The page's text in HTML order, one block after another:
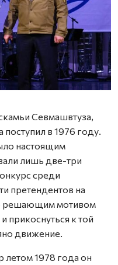
Севмашвтуза,
в 1976 году.
настоящим
лишь две-три
среди
претендентов на
решающим мотивом
прикоснуться к той
движение.
летом 1978 года он